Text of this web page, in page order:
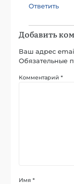
Ответить
Добавить
Ваш адрес
Обязательные
Комментарий*
Имя*